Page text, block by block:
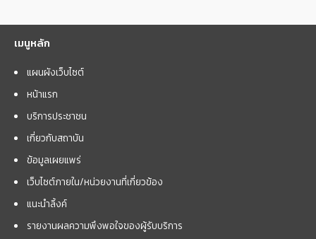
เมนูหลัก
แผนผังเว็บไซต์
หน้าแรก
บริการประชาชน
เกี่ยวกับสถาบัน
ข้อมูลเผยแพร่
เว็บไซต์ภายใน/หน่วยงานที่เกี่ยวข้อง
แนะนำลิ้งค์
รายงานผลความพึงพอใจของผู้รับบริการ